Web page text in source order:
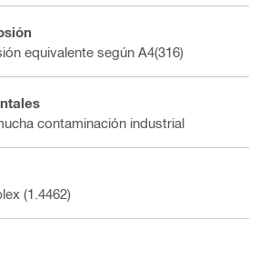
equivalente según A4(316)
contaminación industrial
(1.4462)